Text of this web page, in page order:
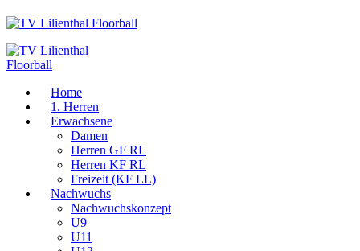
Home
1. Herren
Erwachsene
Damen
Herren GF RL
Herren KF RL
Freizeit (KF LL)
Nachwuchs
Nachwuchskonzept
U9
U11